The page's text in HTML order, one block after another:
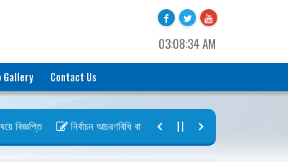
03:08:34 AM
Gallery Contact Us
নির্বাচন আচরণবিধি বায়রা ২০২৬-২০২৮